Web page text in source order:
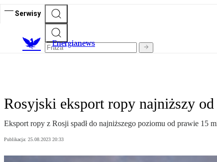
Serwisy
Energianews
Rosyjski eksport ropy najniższy
Eksport ropy z Rosji spadł do najniższego poziomu od prawie 15
Publikacja: 25.08.2023 20:33